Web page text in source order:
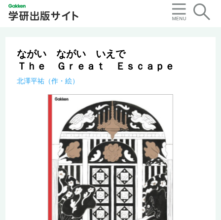
ながい ながい いえで
Ｔｈｅ Ｇｒｅａｔ Ｅｓｃａｐｅ
北澤平祐（作・絵）